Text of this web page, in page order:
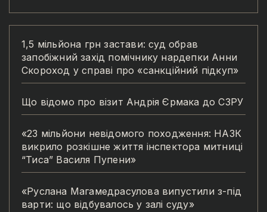
1,5 мільйона грн застави: суд обрав
запобіжний захід помічнику нардепки Анни
Скороход у справі про «санкційний підкуп»
Що відомо про візит Андрія Єрмака до СЗРУ
«23 мільйони невідомого походження: НАЗК
викрило розкішне життя інспектора митниці
“Тиса” Василя Пупени»
«Руслана Магамедрасулова випустили з-під
варти: що відбувалось у залі суду»